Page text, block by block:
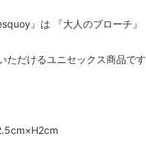
』は 『大人のブローチ』
ただけるユニセックス商品です